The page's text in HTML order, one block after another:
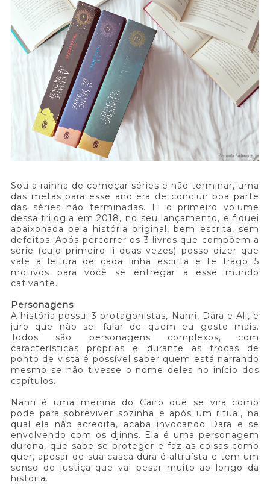
Sou a rainha de começar séries e não terminar, uma
das metas para esse ano era de concluir boa parte
das séries não terminadas. Li o primeiro volume
dessa trilogia em 2018, no seu lançamento, e fiquei
apaixonada pela história original, bem escrita, sem
defeitos. Após percorrer os 3 livros que compõem a
série (cujo primeiro li duas vezes) posso dizer que
vale a leitura de cada linha escrita e te trago 5
motivos para você se entregar a esse mundo
cativante.
Personagens
A história possui 3 protagonistas, Nahri, Dara e Ali, e
juro que não sei falar de quem eu gosto mais.
Todos são personagens complexos, com
características próprias e durante as trocas de
ponto de vista é possível saber quem está narrando
mesmo se não tivesse o nome deles no início dos
capítulos.
Nahri é uma menina do Cairo que se vira como
pode para sobreviver sozinha e após um ritual, na
qual ela não acredita, acaba invocando Dara e se
envolvendo com os djinns. Ela é uma personagem
durona, que sabe se proteger e faz as coisas como
quer, apesar de sua casca dura é altruísta e tem um
senso de justiça que vai pesar muito ao longo da
história.